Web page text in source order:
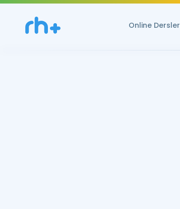
Online Dersler